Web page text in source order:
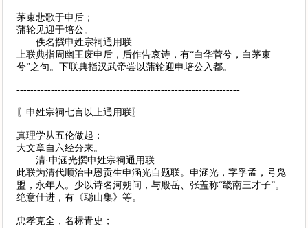
茅束悲歌于申后；
蒲轮见迎于培公。
——佚名撰申姓宗祠通用联
上联典指周幽王废申后，后作告哀诗，有“白华菅兮，白茅束
兮”之句。下联典指汉武帝尝以蒲轮迎申培公入都。
-----------------------------------------------------------------
〖申姓宗祠七言以上通用联〗
真理学从五伦做起；
大文章自六经分来。
——清·申涵光撰申姓宗祠通用联
此联为清代顺治中恩贡生申涵光自题联。申涵光，字孚孟，号凫
盟，永年人。少以诗名河朔间，与殷岳、张盖称“畿南三才子”。
绝意仕进，有《聪山集》等。
忠孝克全，名标青史；